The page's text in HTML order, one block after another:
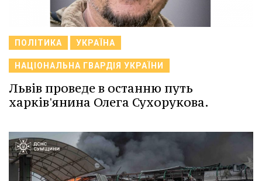
ПОЛІТИКА УКРАЇНА
НАЦІОНАЛЬНА ГВАРДІЯ УКРАЇНИ
Львів проведе в останню путь
харків'янина Олега Сухорукова.